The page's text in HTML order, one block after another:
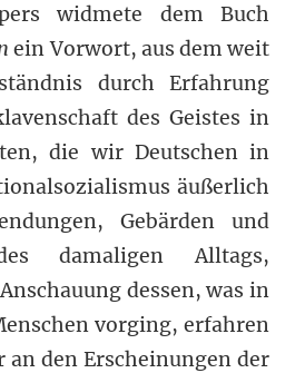
widmete dem Buch
ein Vorwort, aus dem weit
durch Erfahrung
des Geistes in
die wir Deutschen in
äußerlich
Gebärden und
damaligen Alltags,
dessen, was in
vorging, erfahren
den Erscheinungen der